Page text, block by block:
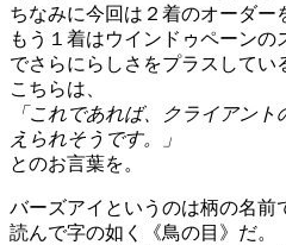
ちなみに今回は２着のオーダー
もう１着はウインドゥペーンの
でさらにらしさをプラスしてい
こちらは、
「これであれば、クライアン
えられそうです。」
とのお言葉を。
バーズアイというのは柄の名前
読んで字の如く《鳥の目》だ。